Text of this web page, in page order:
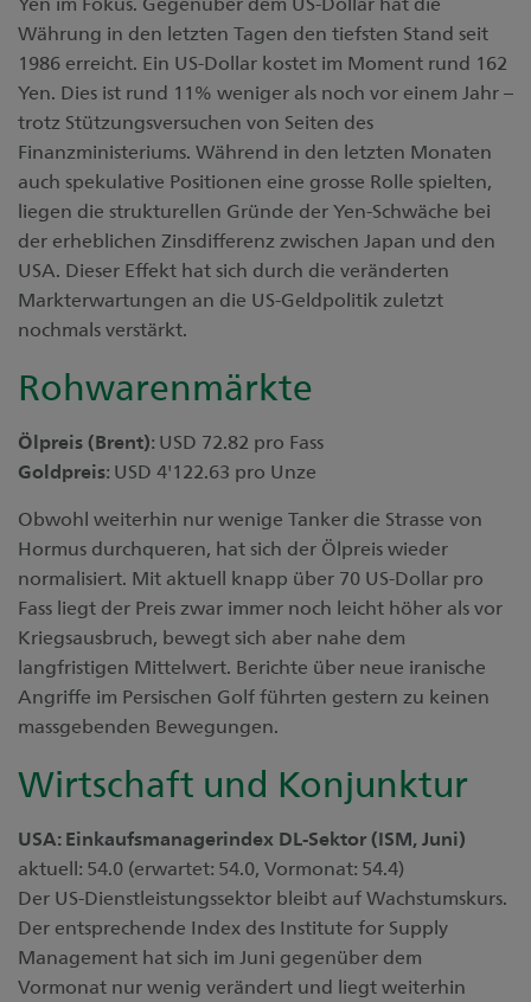
Währung in den letzten Tagen den tiefsten Stand seit
1986 erreicht. Ein US-Dollar kostet im Moment rund 162
Yen. Dies ist rund 11% weniger als noch vor einem Jahr –
trotz Stützungsversuchen von Seiten des
Finanzministeriums. Während in den letzten Monaten
auch spekulative Positionen eine grosse Rolle spielten,
liegen die strukturellen Gründe der Yen-Schwäche bei
der erheblichen Zinsdifferenz zwischen Japan und den
USA. Dieser Effekt hat sich durch die veränderten
Markterwartungen an die US-Geldpolitik zuletzt
nochmals verstärkt.
Rohwarenmärkte
Ölpreis (Brent): USD 72.82 pro Fass
Goldpreis: USD 4'122.63 pro Unze
Obwohl weiterhin nur wenige Tanker die Strasse von
Hormus durchqueren, hat sich der Ölpreis wieder
normalisiert. Mit aktuell knapp über 70 US-Dollar pro
Fass liegt der Preis zwar immer noch leicht höher als vor
Kriegsausbruch, bewegt sich aber nahe dem
langfristigen Mittelwert. Berichte über neue iranische
Angriffe im Persischen Golf führten gestern zu keinen
massgebenden Bewegungen.
Wirtschaft und Konjunktur
USA: Einkaufsmanagerindex DL-Sektor (ISM, Juni)
aktuell: 54.0 (erwartet: 54.0, Vormonat: 54.4)
Der US-Dienstleistungssektor bleibt auf Wachstumskurs.
Der entsprechende Index des Institute for Supply
Management hat sich im Juni gegenüber dem
Vormonat nur wenig verändert und liegt weiterhin